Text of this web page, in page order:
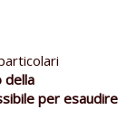
della
per esaudire